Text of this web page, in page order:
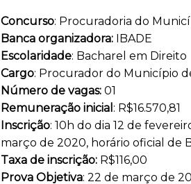
Concurso: Procuradoria do
Banca organizadora:
IBADE
Escolaridade: Bacharel em Direito
Cargo: Procurador do Município
Número de vagas: 01
Remuneração inicial : R$16.570,81
Inscrição: 10h do dia 12 de
março de 2020, horário oficial de
Taxa de inscrição: R$116,00
Prova Objetiva: 22 de março de